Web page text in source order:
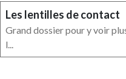
Les lentilles de contact
Grand dossier pour y voir
l...